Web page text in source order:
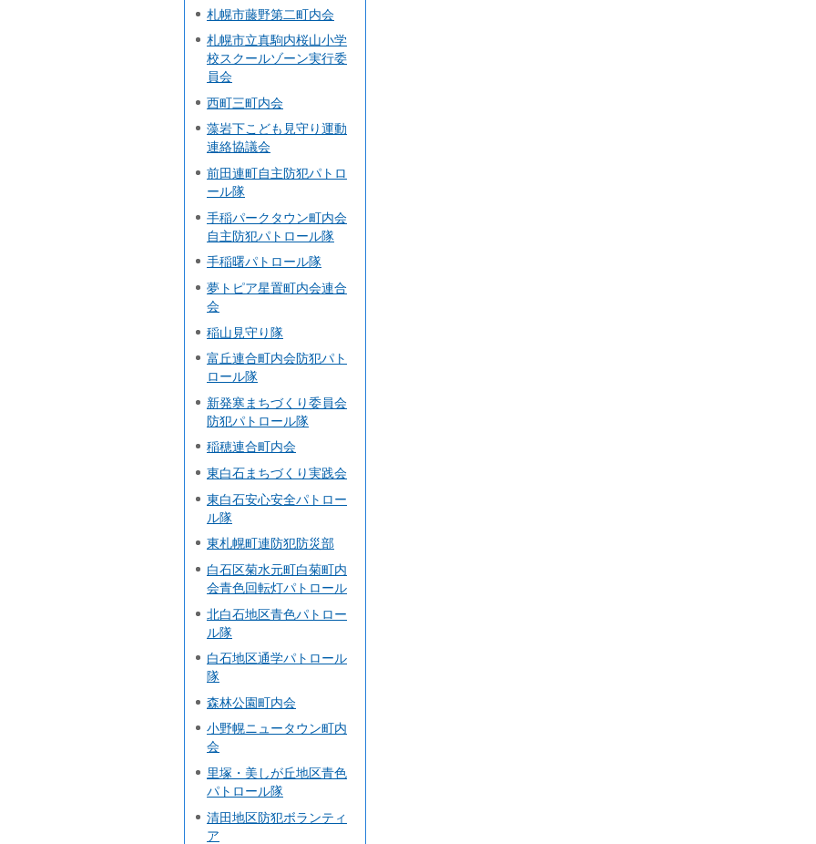
札幌市藤野第二町内会
札幌市立真駒内桜山小学
校スクールゾーン実行委
員会
西町三町内会
藻岩下こども見守り運動
連絡協議会
前田連町自主防犯パトロ
ール隊
手稲パークタウン町内会
自主防犯パトロール隊
手稲曙パトロール隊
夢トピア星置町内会連合
会
稲山見守り隊
富丘連合町内会防犯パト
ロール隊
新発寒まちづくり委員会
防犯パトロール隊
稲穂連合町内会
東白石まちづくり実践会
東白石安心安全パトロー
ル隊
東札幌町連防犯防災部
白石区菊水元町白菊町内
会青色回転灯パトロール
北白石地区青色パトロー
ル隊
白石地区通学パトロール
隊
森林公園町内会
小野幌ニュータウン町内
会
里塚・美しが丘地区青色
パトロール隊
清田地区防犯ボランティ
ア